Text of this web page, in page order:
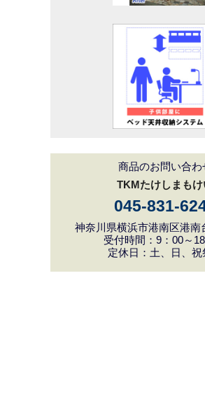
商品のお問い合わ
TKMたけしまもけ
045-831-
神奈川県横浜市港南区港南
受付時間：9：00～
定休日：土、日、祝